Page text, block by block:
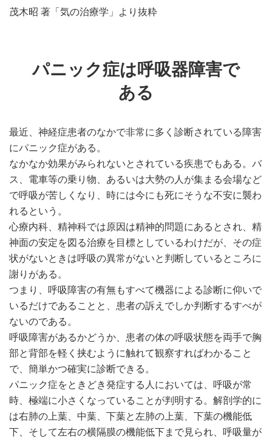
茂木昭 著「気の治療学」より抜粋
パニック症は呼吸器障害で
ある
最近、神経症患者のなかで非常に多く診断されている障害
にパニック症がある。
なかなか効果がみられないとされている疾患でもある。バ
ス、電車等の乗り物、あるいは大勢の人が集まる会場など
で呼吸が苦しくなり、時には今にも死にそうな不安に襲わ
れるという。
心療内科、精神科では原因は精神的問題にあるとされ、精
神面の安定を図る治療を目標としているわけだが、その症
状がないときは呼吸の異常がないと判断しているところに
謝りがある。
つまり、呼吸障害の有無もすべて機器による診断に仰いで
いるだけであることと、患者の訴えでしか判断するすべが
ないのである。
呼吸障害があるかどうか、患者の体の呼吸状態を両手で胸
部と背部を軽く挟むように触れて観察すればわかること
で、簡単かつ確実に診断できる。
パニック症をときどき発症する人においては、呼吸が常
時、極端に小さくなっていることが判明する。解剖学的に
は右肺の上葉、中葉、下葉と左肺の上葉、下葉の機能低
下、そして左右の横隔膜の機能低下まで見られ、呼吸量が